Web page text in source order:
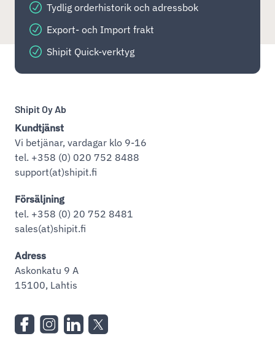
Tydlig orderhistorik och adressbok
Export- och Import frakt
Shipit Quick-verktyg
Shipit Oy Ab
Kundtjänst
Vi betjänar, vardagar klo 9-16
tel. +358 (0) 020 752 8488
support(at)shipit.fi
Försäljning
tel. +358 (0) 20 752 8481
sales(at)shipit.fi
Adress
Askonkatu 9 A
15100, Lahtis